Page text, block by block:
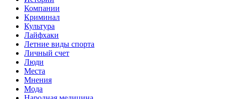
Компании
Криминал
Культура
Лайфхаки
Летние виды спорта
Личный счет
Люди
Места
Мнения
Мода